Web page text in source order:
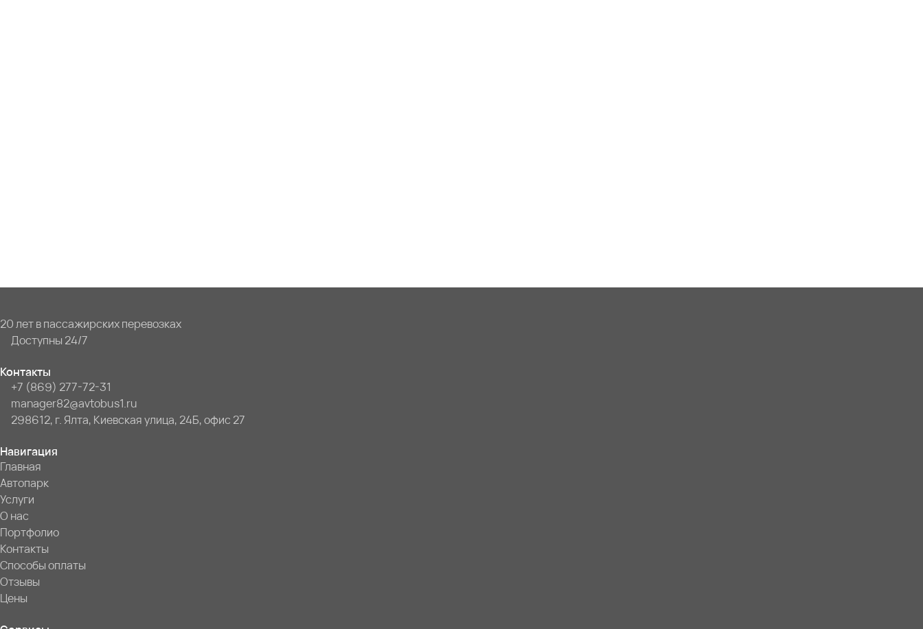
20 лет в пассажирских перевозках
Доступны 24/7
Контакты
+7 (869) 277-72-31
manager82@avtobus1.ru
298612, г. Ялта, Киевская улица, 24Б, офис 27
Навигация
Главная
Автопарк
Услуги
О нас
Портфолио
Контакты
Способы оплаты
Отзывы
Цены